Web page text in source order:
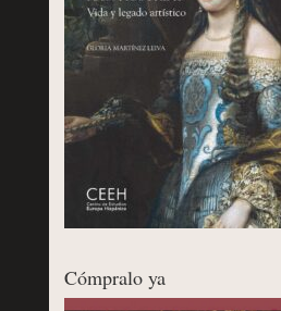
Cómpralo ya